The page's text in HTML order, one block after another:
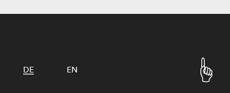
DE EN